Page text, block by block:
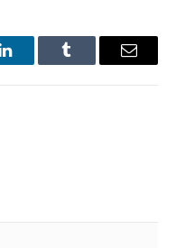
LinkedInTumblr Имэйл